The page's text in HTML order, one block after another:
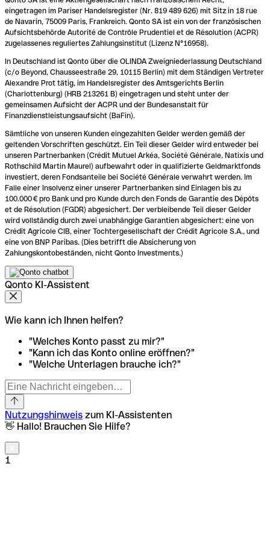
eingetragen im Pariser Handelsregister (Nr. 819 489 626) mit Sitz in 18 rue
de Navarin, 75009 Paris, Frankreich. Qonto SA ist ein von der französischen
Aufsichtsbehörde Autorité de Contrôle Prudentiel et de Résolution (ACPR)
zugelassenes reguliertes Zahlungsinstitut (Lizenz N°16958).
In Deutschland ist Qonto über die OLINDA Zweigniederlassung Deutschland
(c/o Beyond, Chausseestraße 29, 10115 Berlin) mit dem Ständigen Vertreter
Alexandre Prot tätig, im Handelsregister des Amtsgerichts Berlin
(Charlottenburg) (HRB 213261 B) eingetragen und steht unter der
gemeinsamen Aufsicht der ACPR und der Bundesanstalt für
Finanzdienstleistungsaufsicht (BaFin).
Sämtliche von unseren Kunden eingezahlten Gelder werden gemäß der
geltenden Vorschriften geschützt. Ein Teil dieser Gelder wird entweder bei
unseren Partnerbanken (Crédit Mutuel Arkéa, Société Générale, Natixis und
Rothschild Martin Maurel) aufbewahrt oder in qualifizierte Geldmarktfonds
investiert, deren Fondsanteile bei Société Générale verwahrt werden. Im
Falle einer Insolvenz einer unserer Partnerbanken sind Einlagen bis zu
100.000 € pro Bank und pro Kunde durch den Fonds de Garantie des Dépôts
et de Résolution (FGDR) abgesichert. Der verbleibende Teil dieser Gelder
wird vollständig durch zwei unabhängige Garantien abgesichert: eine von
Crédit Agricole CIB, einer Tochtergesellschaft der Crédit Agricole S.A., und
eine von BNP Paribas. (Dies betrifft die Absicherung von
Zahlungskontobeständen, nicht Qonto Investments.)
Qonto KI-Assistent
Wie kann ich Ihnen helfen?
"Welches Konto passt zu mir?"
"Kann ich das Konto online eröffnen?"
"Welche Unterlagen brauche ich?"
Nutzungshinweis zum KI-Assistenten
👋 Hallo! Brauchen Sie Hilfe?
1